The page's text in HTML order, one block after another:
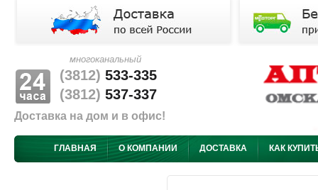
многоканальный
(3812) 533-335
(3812) 537-337
Доставка на дом и в офис!
ГЛАВНАЯ О КОМПАНИИ ДОСТАВКА КАК